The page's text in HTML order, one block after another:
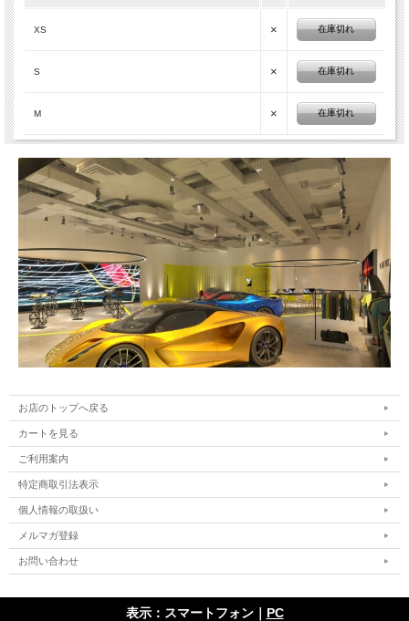
XS × 在庫切れ
S × 在庫切れ
M × 在庫切れ
お店のトップへ戻る
カートを見る
ご利用案内
特定商取引法表示
個人情報の取扱い
メルマガ登録
お問い合わせ
表示：スマートフォン｜ PC